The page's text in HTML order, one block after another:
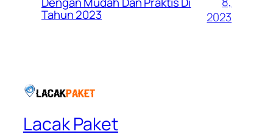
Tahun 2023
2023
Lacak Paket